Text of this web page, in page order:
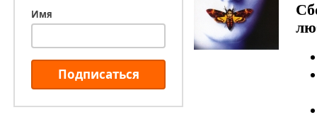
Имя
Подписаться